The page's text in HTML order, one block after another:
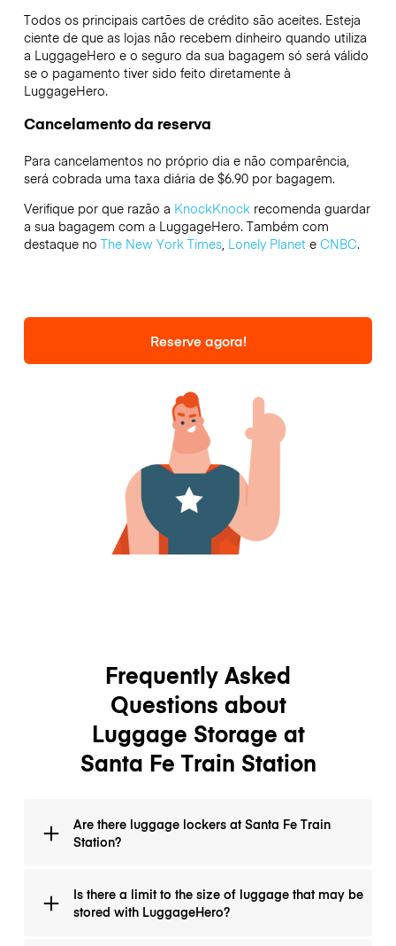
Todos os principais cartões de crédito são aceites. Esteja
ciente de que as lojas não recebem dinheiro quando utiliza
a LuggageHero e o seguro da sua bagagem só será válido
se o pagamento tiver sido feito diretamente à
LuggageHero.
Cancelamento da reserva
Para cancelamentos no próprio dia e não comparência,
será cobrada uma taxa diária de $6.90 por bagagem.
Verifique por que razão a KnockKnockrecomenda guardar
a sua bagagem com a LuggageHero. Também com
destaque no The New York Times, Lonely Planete CNBC.
Reserve agora!
Frequently Asked
Questions about
Luggage Storage at
Santa Fe Train Station
Are there luggage lockers at Santa Fe Train
Station?
LuggageHero provides +25 luggage storage
locations across Santa Fe Train Station where you
can store your belongings with complete security
Is there a limit to the size of luggage that may be
stored with LuggageHero?